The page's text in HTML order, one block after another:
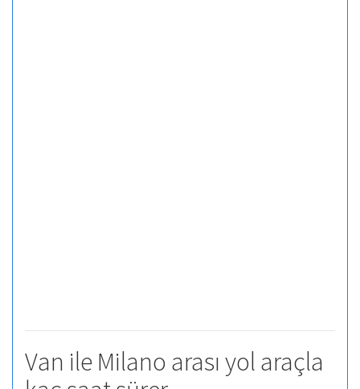
Van ile Milano arası yol araçla